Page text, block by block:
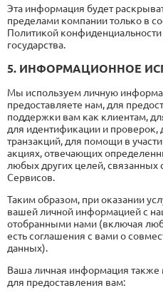
Эта информация будет
пределами компании только в
Политикой
государства.
5. ИНФОРМАЦИОННОЕ
Мы используем личную
предоставляете нам, для
поддержки вам как клиентам,
для идентификации и
транзакций, для помощи в
акциях, отвечающих
любых других целей, связанных
Сервисов.
Таким образом, при оказании
вашей личной информацией с
отобранными нами (включая
есть соглашения с вами о
данных).
Ваша личная информация также
для предоставления вам: